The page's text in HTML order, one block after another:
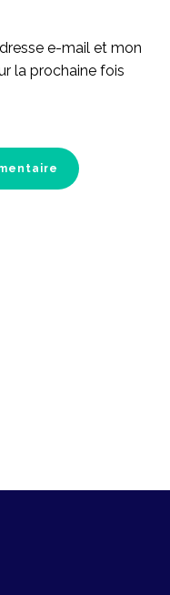
e-mail et mon
la prochaine fois